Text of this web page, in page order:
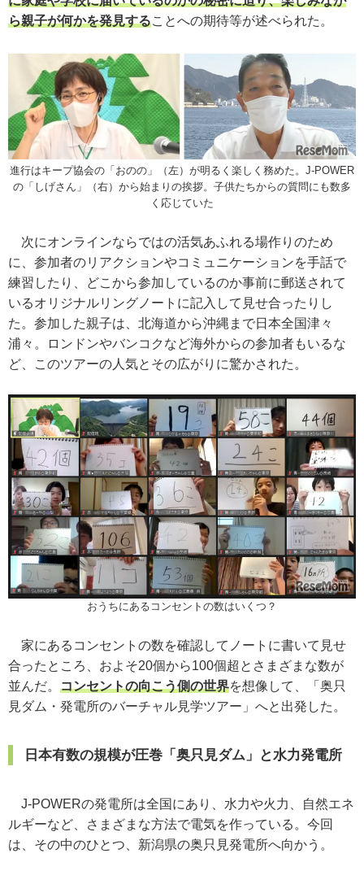
ら親子が何かを発見することへの期待等が述べられた。
進行はキープ協会の「おのの」（左）が明るく楽しく務めた。J-POWER
の「しげさん」（右）から始まりの挨拶。子供たちからの質問にも数多
く応じていた
次にオンラインならではの活気あふれる場作りのため
に、参加者のリアクションやコミュニケーションを手話で
練習したり、どこから参加しているのか事前に郵送されて
いるオリジナルリングノートに記入して見せ合ったりし
た。参加した親子は、北海道から沖縄まで日本全国津々
浦々。ロンドンやバンコクなど海外からの参加者もいるな
ど、このツアーの人気とその広がりに驚かされた。
おうちにあるコンセントの数はいくつ？
家にあるコンセントの数を確認してノートに書いて見せ
合ったところ、およそ20個から100個超とさまざまな数が
並んだ。 コンセントの向こう側の世界を想像して、「奥只
見ダム・発電所のバーチャル見学ツアー」へと出発した。
日本有数の規模が圧巻「奥只見ダム」と水力発電所
J-POWERの発電所は全国にあり、水力や火力、自然エネ
ルギーなど、さまざまな方法で電気を作っている。今回
は、その中のひとつ、新潟県の奥只見発電所へ向かう。